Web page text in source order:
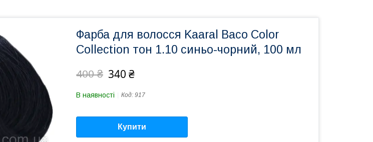
Фарба для волосся Kaaral Baco Color
Collection тон 1.10 синьо-чорний, 100 мл
400 ₴ 340 ₴
В наявності Код: 917
Купити